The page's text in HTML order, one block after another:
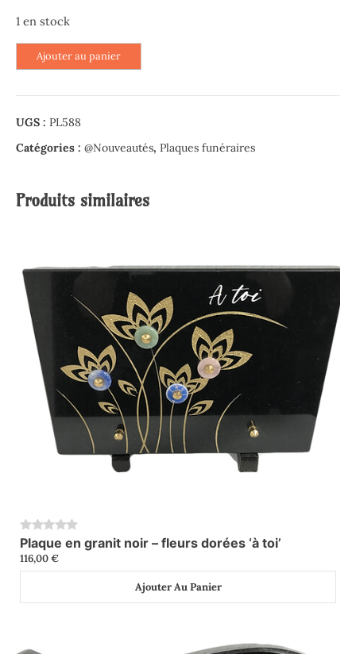
1 en stock
quantité
de
losange
-
Ajouter au panier
UGS : PL588
Catégories : @Nouveautés, Plaques funéraires
Produits similaires
0
Plaque en granit noir – fleurs dorées ‘à toi’
116,00€
Ajouter Au Panier